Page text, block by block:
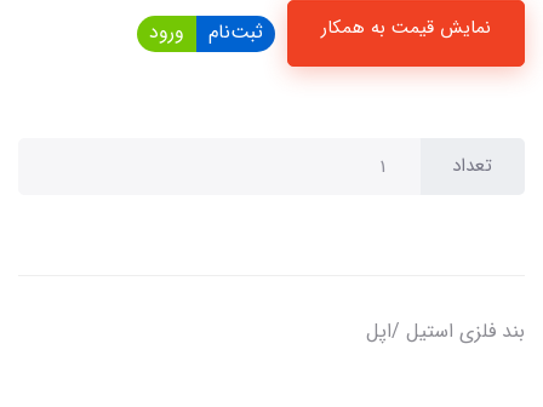
نمایش قیمت به همکار ثبت‌نام ورود
تعداد
بند فلزی استیل /اپل